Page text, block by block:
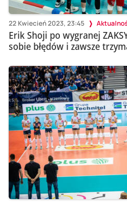
22 Kwiecień 2023, 23:45
Erik Shoji po wygranej
sobie błędów i zawsze